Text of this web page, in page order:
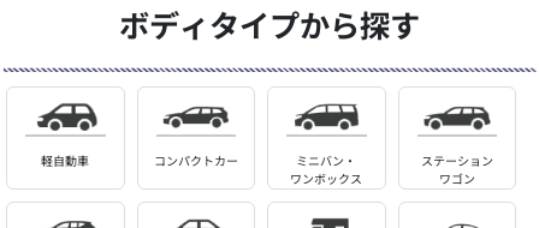
ボディタイプから探す
軽自動車 コンパクトカー
ミニバン・
ワンボックス
ステーション
ワゴン